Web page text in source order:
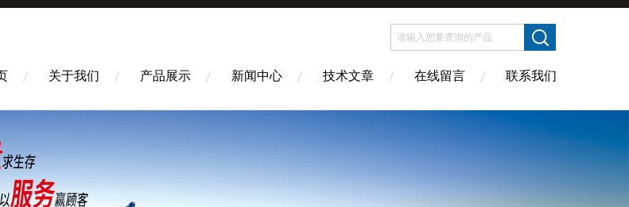
关于我们 产品展示 新闻中心 技术文章 在线留言 联系我们